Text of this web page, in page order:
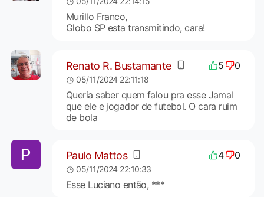
Murillo Franco,
Globo SP esta transmitindo, cara!
Renato R. Bustamante 5 0
05/11/2024 22:11:18
Queria saber quem falou pra esse Jamal
que ele e jogador de futebol. O cara ruim
de bola
Paulo Mattos 4 0
05/11/2024 22:10:33
Esse Luciano então, ***